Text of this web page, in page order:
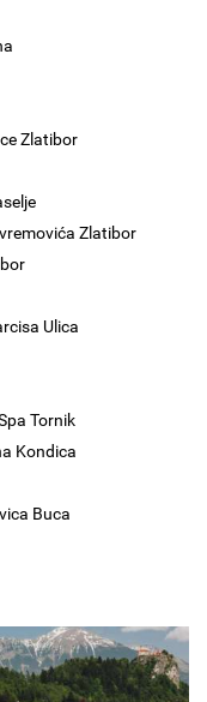
Zlatibor
Zlatibor
Ulica
Tornik
Kondica
Buca